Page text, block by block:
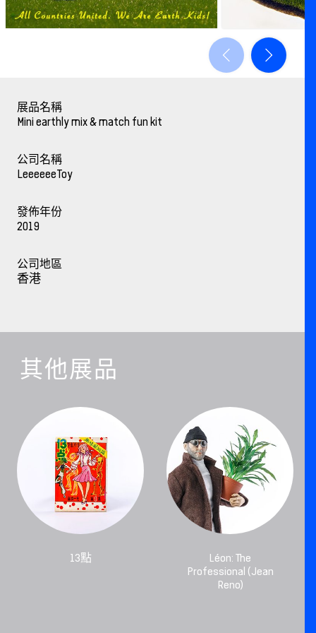
展品名稱
Mini earthly mix & match fun kit
公司名稱
LeeeeeeToy
發佈年份
2019
公司地區
香港
其他展品
13點
Léon: The
Professional (Jean
Reno)